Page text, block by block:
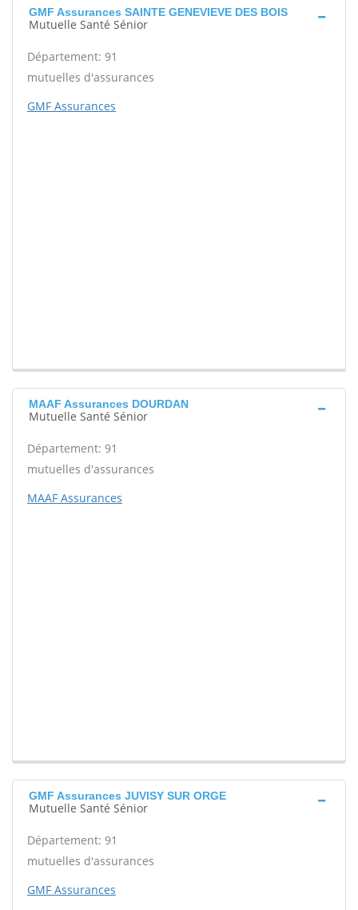
GMF Assurances SAINTE GENEVIEVE DES BOIS
Mutuelle Santé Sénior
Département: 91
mutuelles d'assurances
GMF Assurances
MAAF Assurances DOURDAN
Mutuelle Santé Sénior
Département: 91
mutuelles d'assurances
MAAF Assurances
GMF Assurances JUVISY SUR ORGE
Mutuelle Santé Sénior
Département: 91
mutuelles d'assurances
GMF Assurances